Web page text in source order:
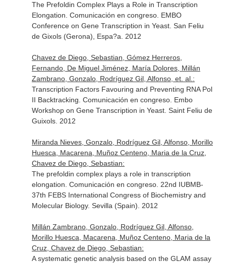
The Prefoldin Complex Plays a Role in Transcription
Elongation. Comunicación en congreso. EMBO
Conference on Gene Transcription in Yeast. San Feliu
de Gixols (Gerona), Espa?a. 2012
Chavez de Diego, Sebastian, Gómez Herreros,
Fernando, De Miguel Jiménez, María Dolores, Millán
Zambrano, Gonzalo, Rodríguez Gil, Alfonso, et. al.:
Transcription Factors Favouring and Preventing RNA Pol
II Backtracking. Comunicación en congreso. Embo
Workshop on Gene Transcription in Yeast. Saint Feliu de
Guixols. 2012
Miranda Nieves, Gonzalo, Rodríguez Gil, Alfonso, Morillo
Huesca, Macarena, Muñoz Centeno, Maria de la Cruz,
Chavez de Diego, Sebastian:
The prefoldin complex plays a role in transcription
elongation. Comunicación en congreso. 22nd IUBMB-
37th FEBS International Congress of Biochemistry and
Molecular Biology. Sevilla (Spain). 2012
Millán Zambrano, Gonzalo, Rodríguez Gil, Alfonso,
Morillo Huesca, Macarena, Muñoz Centeno, Maria de la
Cruz, Chavez de Diego, Sebastian:
A systematic genetic analysis based on the GLAM assay